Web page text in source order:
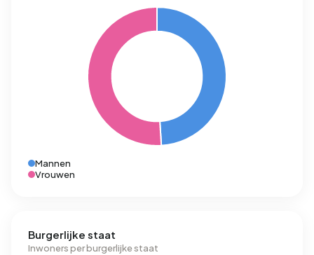
Mannen
Vrouwen
Burgerlijke staat
Inwoners per burgerlijke staat